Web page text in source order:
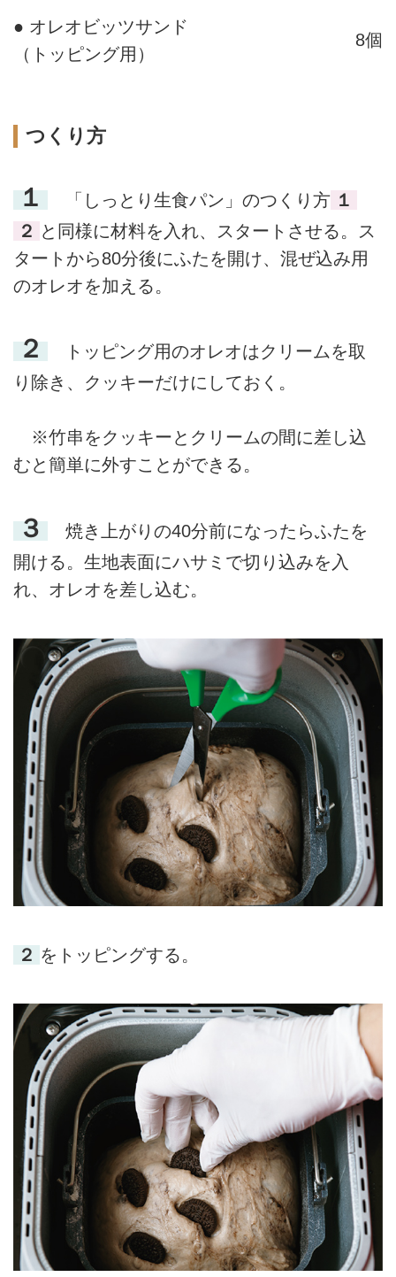
● オレオビッツサンド
（トッピング用）
8個
つくり方
１ 「しっとり生食パン」のつくり方 １
２ と同様に材料を入れ、スタートさせる。ス
タートから80分後にふたを開け、混ぜ込み用
のオレオを加える。
２
トッピング用のオレオはクリームを取
り除き、クッキーだけにしておく。
※竹串をクッキーとクリームの間に差し込
むと簡単に外すことができる。
３
焼き上がりの40分前になったらふたを
開ける。生地表面にハサミで切り込みを入
れ、オレオを差し込む。
２ をトッピングする。